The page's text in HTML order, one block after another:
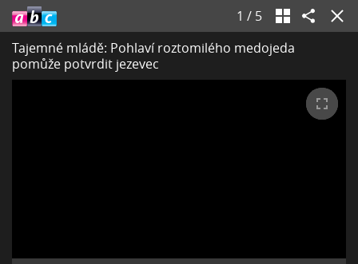
1 / 5
Tajemné mládě: Pohlaví roztomilého medojeda
pomůže potvrdit jezevec